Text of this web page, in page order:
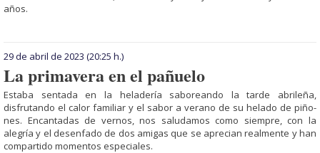
años.
29 de abril de 2023 (20:25 h.)
La primavera en el pañuelo
Estaba sentada en la he­la­de­ría saboreando la tarde abrileña,
disfrutando el ca­lor familiar y el sabor a ve­rano de su helado de pi­ño­
nes. Encantadas de ver­nos, nos saludamos co­mo siempre, con la
alegría y el desenfado de dos amigas que se aprecian realmente y han
compartido momentos especiales.